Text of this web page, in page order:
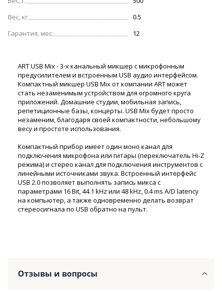
Вес, кг
0.5
Гарантия, мес.
12
ART USB Mix - 3-х канальный микшер с микрофонным
предусилителем и встроенным USB аудио интерфейсом.
Компактный микшер USB Mix от компании ART может
стать незаменимым устройством для огромного круга
приложений. Домашние студии, мобильная запись,
репетиционные базы, концерты. USB Mix будет просто
незаменим, благодаря своей компактности, небольшому
весу и простоте использования.
Компактный прибор имеет один моно канал для
подключения микрофона или гитары (переключатель Hi-Z
режима) и стерео канал для подключения инструментов с
линейными источниками звука. Встроенный интерфейс
USB 2.0 позволяет выполнять запись микса с
параметрами 16 Bit, 44.1 kHz или 48 kHz, 0.4 ms A/D latency
на компьютер, а также одновременно делать возврат
стереосигнала по USB обратно на пульт.
Отзывы и вопросы